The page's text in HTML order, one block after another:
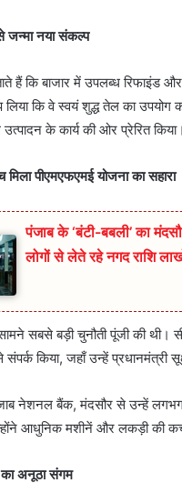
जन्मा नया संकल्प
हैं कि बाजार में उपलब्ध रिफाइंड
लिया कि वे स्वयं शुद्ध तेल का
के कार्य की ओर प्रेरित किया।
मिला पीएमएफएमई योजना का सहारा
पंजाब के ‘बंटी-बबली’ का
लोगों से लेते रहे नगद राशि
सबसे बड़ी चुनौती पूंजी की थी।
से संपर्क किया, जहाँ उन्हें
नेशनल बैंक, मंदसौर से उन्हें
आधुनिक मशीनें और लकड़ी की
का अनूठा संगम